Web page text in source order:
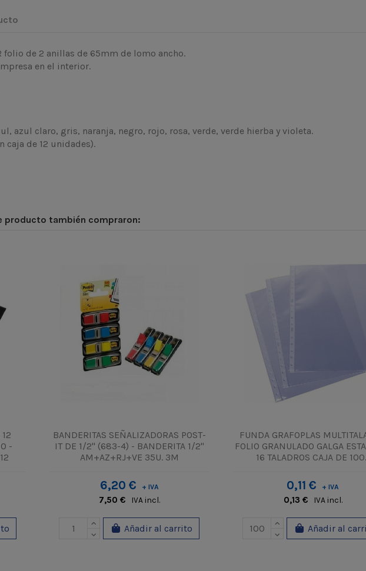
folio de 2 anillas de 65mm de lomo ancho.
en el interior.
azul claro, gris, naranja, negro, rojo, rosa, verde, verde hierba y violeta.
caja de 12 unidades).
producto también compraron:
-
BANDERITAS SEÑALIZADORAS POST-
IT DE 1/2" (683-4) - BANDERITA 1/2"
AM+AZ+RJ+VE 35U. 3M
6,20 € + IVA
7,50 € IVA incl.
Añadir al carrito
FUNDA GRAFOPLAS
FOLIO GRANULADO GALGA
16 TALADROS CAJA DE
0,11 € + IVA
0,13 € IVA incl.
Añadir al